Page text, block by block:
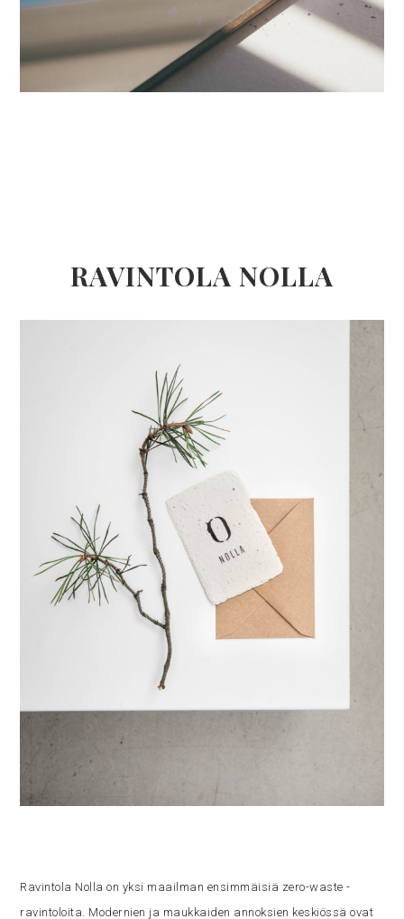
RAVINTOLA NOLLA
Ravintola Nolla on yksi maailman ensimmäisiä zero-waste -
ravintoloita. Modernien ja maukkaiden annoksien keskiössä ovat